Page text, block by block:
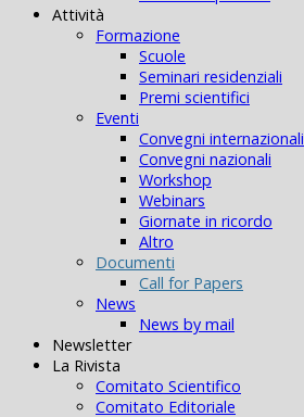
Attività
Formazione
Scuole
Seminari residenziali
Premi scientifici
Eventi
Convegni internazionali
Convegni nazionali
Workshop
Webinars
Giornate in ricordo
Altro
Documenti
Call for Papers
News
News by mail
Newsletter
La Rivista
Comitato Scientifico
Comitato Editoriale